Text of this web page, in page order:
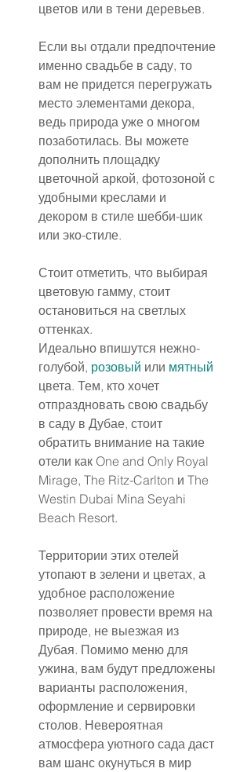
цветов или в тени деревьев.
Если вы отдали предпочтение
именно свадьбе в саду, то
вам не придется перегружать
место элементами декора,
ведь природа уже о многом
позаботилась. Вы можете
дополнить площадку
цветочной аркой, фотозоной с
удобными креслами и
декором в стиле шебби-шик
или эко-стиле.
Стоит отметить, что выбирая
цветовую гамму, стоит
остановиться на светлых
оттенках.
Идеально впишутся нежно-
голубой, розовый или мятный
цвета. Тем, кто хочет
отпраздновать свою свадьбу
в саду в Дубае, стоит
обратить внимание на такие
отели как One and Only Royal
Mirage, The Ritz-Carlton и The
Westin Dubai Mina Seyahi
Beach Resort.
Территории этих отелей
утопают в зелени и цветах, а
удобное расположение
позволяет провести время на
природе, не выезжая из
Дубая. Помимо меню для
ужина, вам будут предложены
варианты расположения,
оформление и сервировки
столов. Невероятная
атмосфера уютного сада даст
вам шанс окунуться в мир